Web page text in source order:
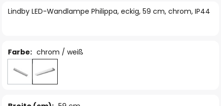
Lindby LED-Wandlampe Philippa, eckig, 59 cm, chrom, IP44
Farbe: chrom / weiß